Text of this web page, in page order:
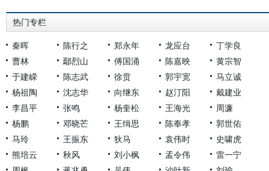
热门专栏
秦晖 陈行之 郑永年 龙应台
丁学良
曹林
鄢烈山 傅国涌 陈嘉映
黄宗智
于建嵘
陈志武 徐贲 郭宇宽
马立诚
杨祖陶
沈志华 向继东 赵汀阳
戴建业
李昌平
张鸣 杨奎松 王海光
周濂
杨鹏
邓晓芒 王缉思 陈奉孝
郭世佑
马玲
王振东 狄马 袁伟时
史啸虎
熊培云
秋风 刘小枫 孟令伟
雷一宁